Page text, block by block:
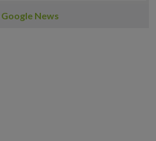
Google News